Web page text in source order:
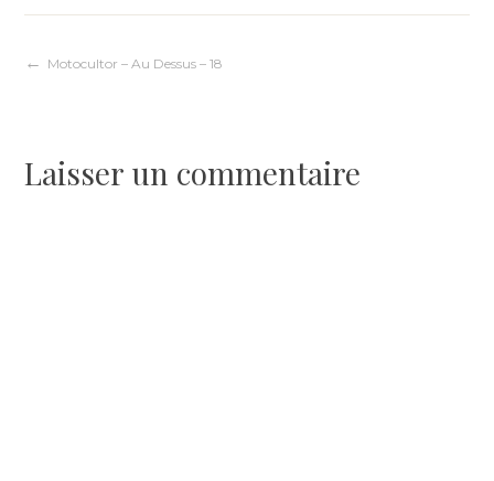
Navigation
l’article
Motocultor – Au Dessus – 18
Laisser un commentaire